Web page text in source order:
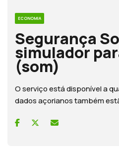
ECONOMIA
Segurança
simulador
(som)
O serviço está disponível a
dados açorianos também